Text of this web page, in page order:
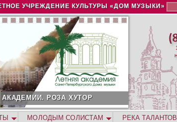
navigation
УЧРЕЖДЕНИЕ КУЛЬТУРЫ «ДОМ МУЗЫКИ»
АКАДЕМИИ. РОЗА ХУТОР
МОЛОДЫМ СОЛИСТАМ РЕКА ТАЛАНТОВ